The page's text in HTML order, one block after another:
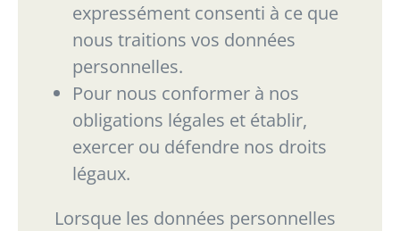
expressément consenti à ce que
nous traitions vos données
personnelles.
Pour nous conformer à nos
obligations légales et établir,
exercer ou défendre nos droits
légaux.
Lorsque les données personnelles